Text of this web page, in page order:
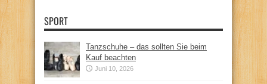
SPORT
Tanzschuhe – das sollten Sie beim
Kauf beachten
Juni 10, 2026